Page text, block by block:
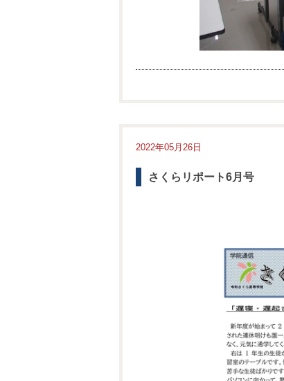
2022年05月26日
さくらリポート6月号